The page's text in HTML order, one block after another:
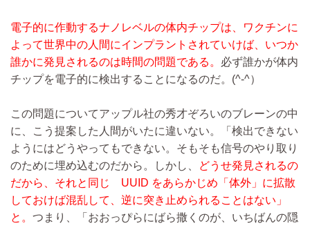
電子的に作動するナノレベルの体内チップは、ワクチンに
よって世界中の人間にインプラントされていけば、いつか
誰かに発見されるのは時間の問題である。 必ず誰かが体内
チップを電子的に検出することになるのだ。(^-^）
この問題についてアップル社の秀才ぞろいのブレーンの中
に、こう提案した人間がいたに違いない。「検出できない
ようにはどうやってもできない。そもそも信号のやり取り
のために埋め込むのだから。しかし、
どうせ発見されるの
だから、それと同じ UUID をあらかじめ「体外」に拡散
しておけば混乱して、逆に突き止められることはない」
と。 つまり、「おおっぴらにばら撒くのが、いちばんの隠